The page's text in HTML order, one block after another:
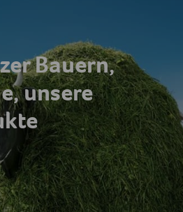
Bauern,
unsere